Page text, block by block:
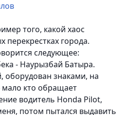
того, какой хаос
перекрестках города.
следующее:
- Наурызбай Батыра.
оборудован знаками, на
кто обращает
водитель Honda Pilot,
потом пытался выдавить